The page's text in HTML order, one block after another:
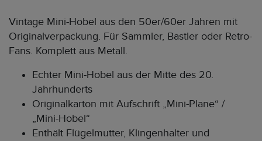
Vintage Mini-Hobel aus den 50er/60er Jahren mit
Originalverpackung. Für Sammler, Bastler oder Retro-
Fans. Komplett aus Metall.
Echter Mini-Hobel aus der Mitte des 20.
Jahrhunderts
Originalkarton mit Aufschrift „Mini-Plane“ /
„Mini-Hobel“
Enthält Flügelmutter, Klingenhalter und